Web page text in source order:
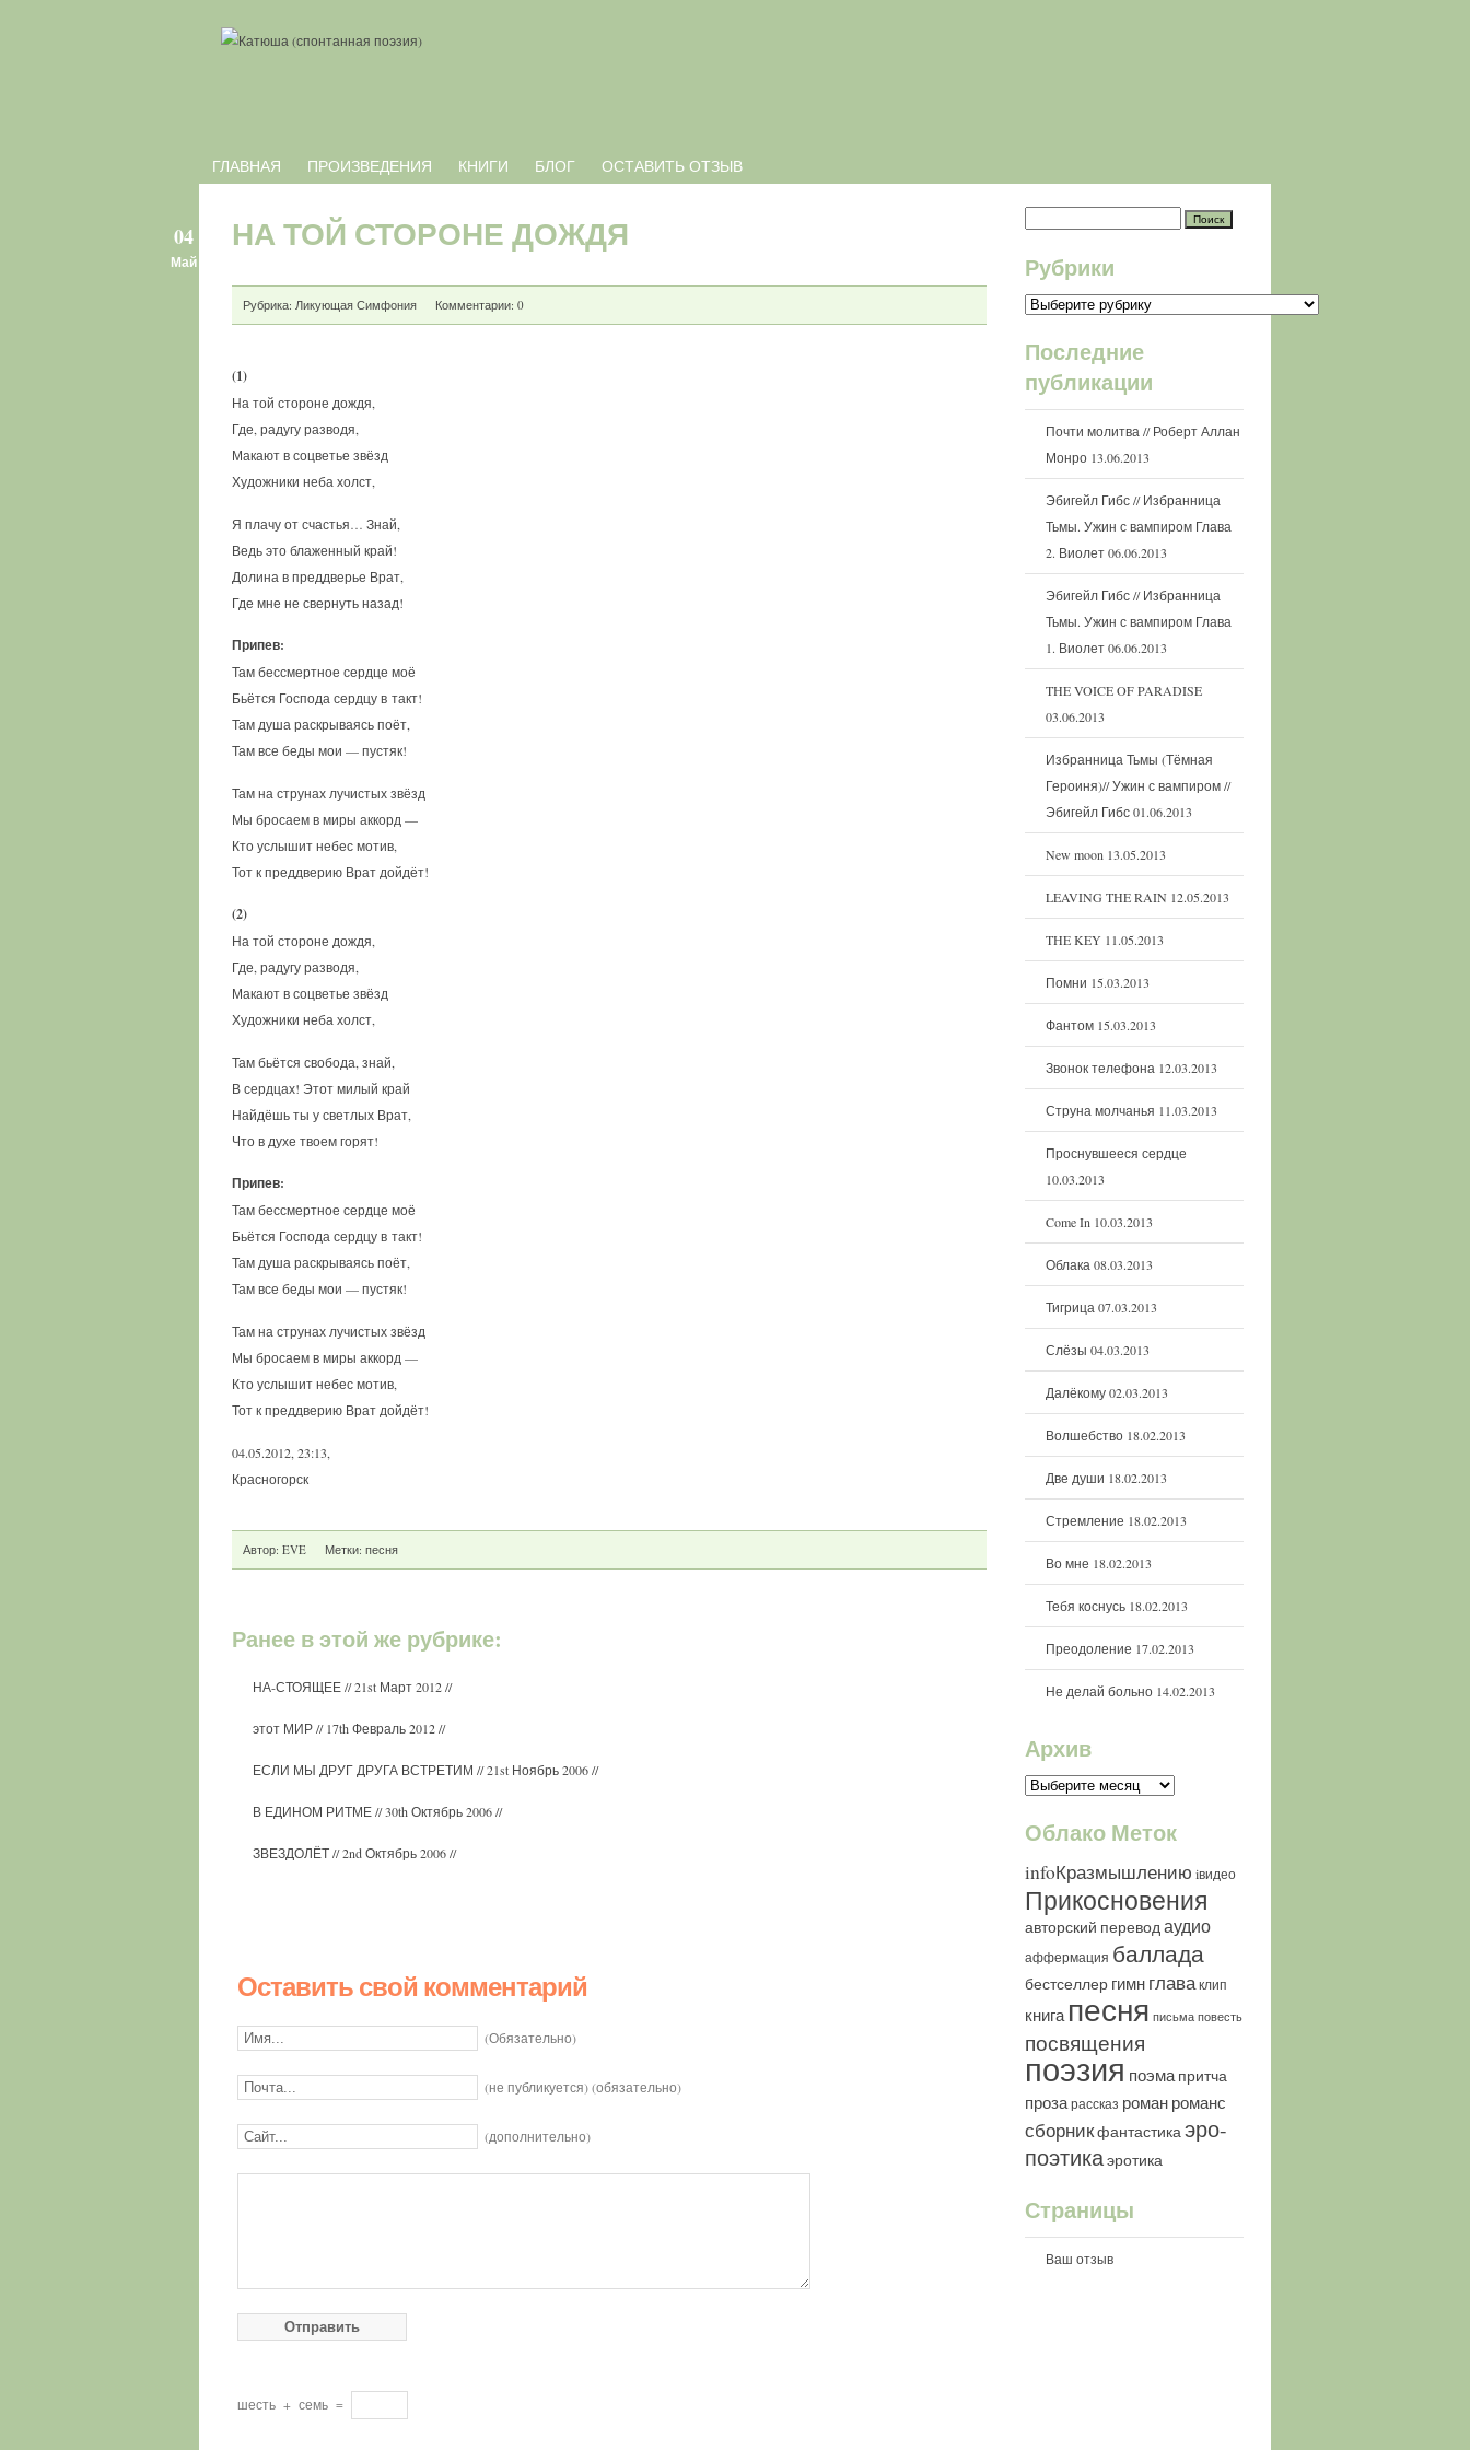
ГЛАВНАЯ ПРОИЗВЕДЕНИЯ КНИГИ БЛОГ ОСТАВИТЬ ОТЗЫВ
04
Май
НА ТОЙ СТОРОНЕ ДОЖДЯ
Рубрика: Ликующая Симфония Комментарии: 0
(1)
На той стороне дождя,
Где, радугу разводя,
Макают в соцветье звёзд
Художники неба холст,
Я плачу от счастья… Знай,
Ведь это блаженный край!
Долина в преддверье Врат,
Где мне не свернуть назад!
Припев:
Там бессмертное сердце моё
Бьётся Господа сердцу в такт!
Там душа раскрываясь поёт,
Там все беды мои — пустяк!
Там на струнах лучистых звёзд
Мы бросаем в миры аккорд —
Кто услышит небес мотив,
Тот к преддверию Врат дойдёт!
(2)
На той стороне дождя,
Где, радугу разводя,
Макают в соцветье звёзд
Художники неба холст,
Там бьётся свобода, знай,
В сердцах! Этот милый край
Найдёшь ты у светлых Врат,
Что в духе твоем горят!
Припев:
Там бессмертное сердце моё
Бьётся Господа сердцу в такт!
Там душа раскрываясь поёт,
Там все беды мои — пустяк!
Там на струнах лучистых звёзд
Мы бросаем в миры аккорд —
Кто услышит небес мотив,
Тот к преддверию Врат дойдёт!
04.05.2012, 23:13,
Красногорск
Автор: EVE Метки: песня
Ранее в этой же рубрике:
НА-СТОЯЩЕЕ// 21st Март 2012 //
этот МИР// 17th Февраль 2012 //
ЕСЛИ МЫ ДРУГ ДРУГА ВСТРЕТИМ // 21st Ноябрь 2006 //
В ЕДИНОМ РИТМЕ// 30th Октябрь 2006 //
ЗВЕЗДОЛЁТ// 2nd Октябрь 2006 //
Оставить свой комментарий
(Обязательно)
(не публикуется) (обязательно)
(дополнительно)
шесть + семь =
Рубрики
Рубрики
Последние
публикации
Почти молитва // Роберт Аллан
Монро 13.06.2013
Эбигейл Гибс // Избранница
Тьмы. Ужин с вампиром Глава
2. Виолет06.06.2013
Эбигейл Гибс // Избранница
Тьмы. Ужин с вампиром Глава
1. Виолет06.06.2013
THE VOICE OF PARADISE
03.06.2013
Избранница Тьмы (Тёмная
Героиня)// Ужин с вампиром //
Эбигейл Гибс01.06.2013
New moon 13.05.2013
LEAVING THE RAIN 12.05.2013
THE KEY 11.05.2013
Помни 15.03.2013
Фантом 15.03.2013
Звонок телефона 12.03.2013
Струна молчанья 11.03.2013
Проснувшееся сердце
10.03.2013
Come In 10.03.2013
Облака 08.03.2013
Тигрица 07.03.2013
Слёзы 04.03.2013
Далёкому02.03.2013
Волшебство 18.02.2013
Две души 18.02.2013
Стремление 18.02.2013
Во мне 18.02.2013
Тебя коснусь 18.02.2013
Преодоление 17.02.2013
Не делай больно 14.02.2013
Архив
Архив
Облако Меток
infoКразмышлению iвидео
Прикосновения
авторский переводаудио
аффермация баллада
бестселлер гимн главаклип
книга песня письма повесть
посвящения
поэзия поэма притча
прозарассказ роман романс
сборникфантастикаэро-
поэтикаэротика
Страницы
Ваш отзыв